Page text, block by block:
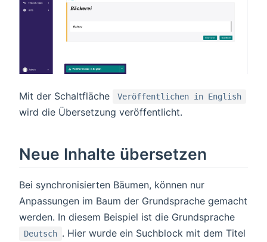
Mit der Schaltfläche Veröffentlichen in English
wird die Übersetzung veröffentlicht.
Neue Inhalte übersetzen
Bei synchronisierten Bäumen, können nur
Anpassungen im Baum der Grundsprache gemacht
werden. In diesem Beispiel ist die Grundsprache
Deutsch . Hier wurde ein Suchblock mit dem Titel